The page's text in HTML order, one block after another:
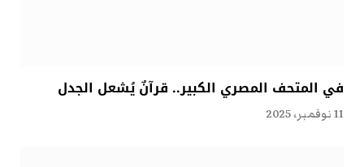
في المتحف المصري الكبير.. قرآنٌ يُشعل الجدل
11 نوفمبر، 2025